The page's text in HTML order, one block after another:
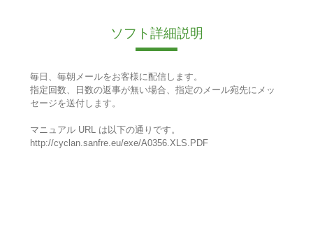
ソフト詳細説明
毎日、毎朝メールをお客様に配信します。
指定回数、日数の返事が無い場合、指定のメール宛先にメッ
セージを送付します。
マニュアル URL は以下の通りです。
http://cyclan.sanfre.eu/exe/A0356.XLS.PDF